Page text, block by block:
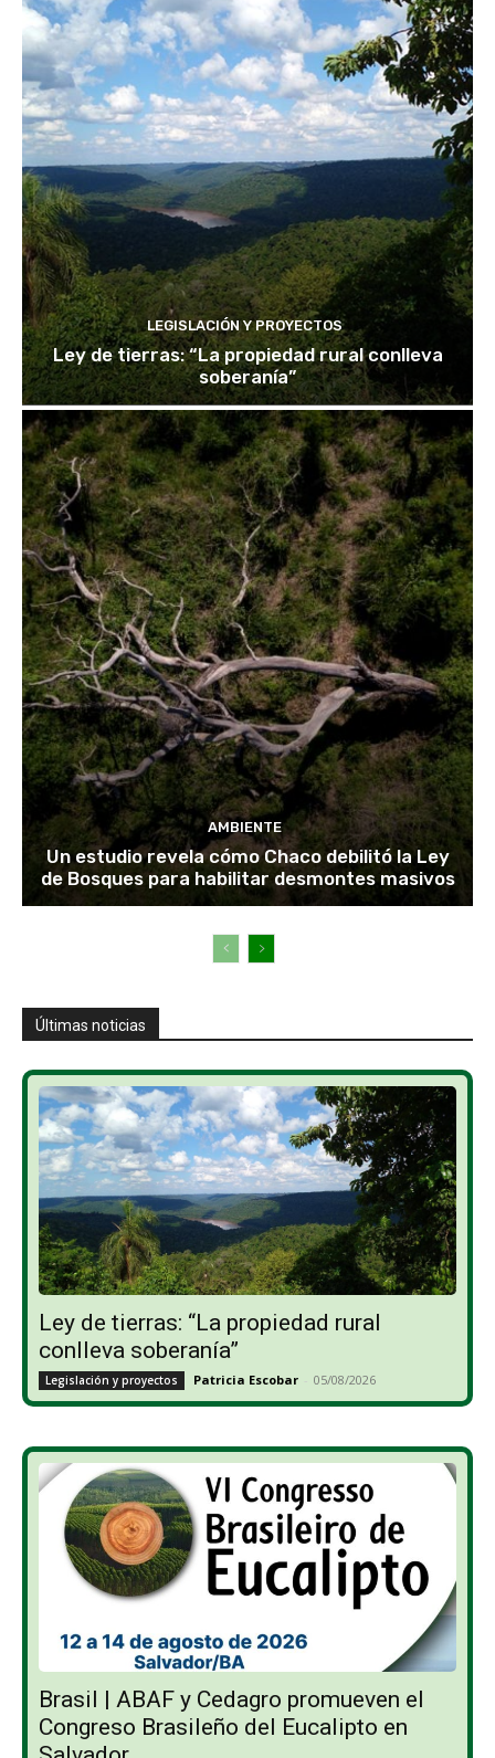
LEGISLACIÓN Y PROYECTOS
Ley de tierras: “La propiedad rural conlleva
soberanía”
AMBIENTE
Un estudio revela cómo Chaco debilitó la Ley
de Bosques para habilitar desmontes masivos
Últimas noticias
Ley de tierras: “La propiedad rural
conlleva soberanía”
Legislación y proyectos Patricia Escobar - 05/08/2026
Brasil | ABAF y Cedagro promueven el
Congreso Brasileño del Eucalipto en